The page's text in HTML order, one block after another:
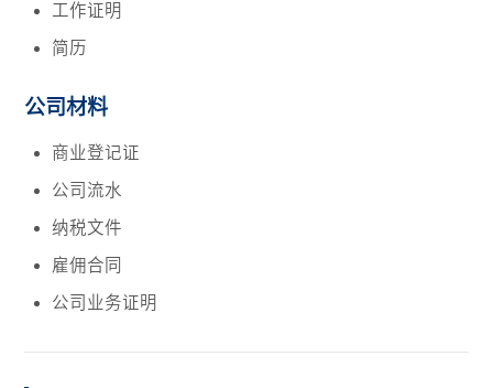
工作证明
简历
公司材料
商业登记证
公司流水
纳税文件
雇佣合同
公司业务证明